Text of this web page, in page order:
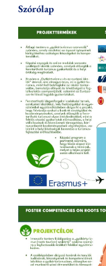
Szórólap